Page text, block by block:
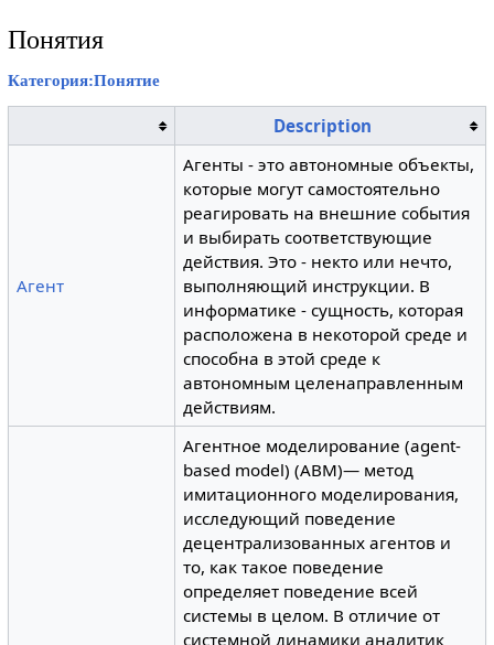
Понятия
Категория:Понятие
Description
Агент
Агенты - это автономные объекты,
которые могут самостоятельно
реагировать на внешние события
и выбирать соответствующие
действия. Это - некто или нечто,
выполняющий инструкции. В
информатике - сущность, которая
расположена в некоторой среде и
способна в этой среде к
автономным целенаправленным
действиям.
Агентное моделирование (agent-
based model) (ABM)— метод
имитационного моделирования,
исследующий поведение
децентрализованных агентов и
то, как такое поведение
определяет поведение всей
системы в целом. В отличие от
системной динамики аналитик